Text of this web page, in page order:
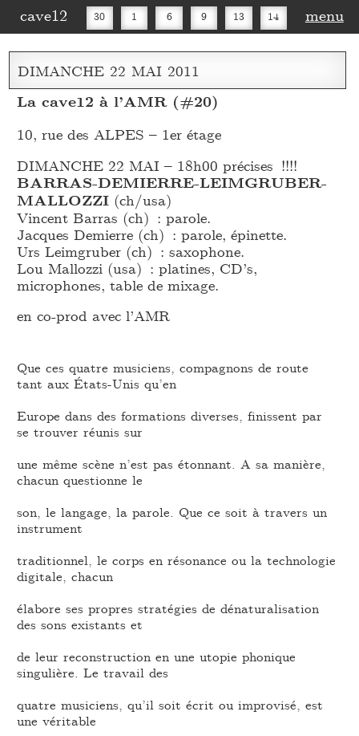
cave12 30 1 6 9 13 14
16 20 27 30
menu
DIMANCHE 22 MAI 2011
La cave12 à l’AMR (#20)
10, rue des ALPES – 1er étage
DIMANCHE 22 MAI – 18h00 précises !!!!
BARRAS-DEMIERRE-LEIMGRUBER-
MALLOZZI (ch/usa)
Vincent Barras (ch) : parole.
Jacques Demierre (ch) : parole, épinette.
Urs Leimgruber (ch) : saxophone.
Lou Mallozzi (usa) : platines, CD’s,
microphones, table de mixage.
en co-prod avec l’AMR
Que ces quatre musiciens, compagnons de route
tant aux États-Unis qu’en
Europe dans des formations diverses, finissent par
se trouver réunis sur
une même scène n’est pas étonnant. A sa manière,
chacun questionne le
son, le langage, la parole. Que ce soit à travers un
instrument
traditionnel, le corps en résonance ou la technologie
digitale, chacun
élabore ses propres stratégies de dénaturalisation
des sons existants et
de leur reconstruction en une utopie phonique
singulière. Le travail des
quatre musiciens, qu’il soit écrit ou improvisé, est
une véritable